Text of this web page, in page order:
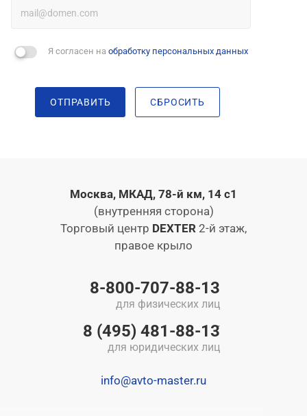
Я согласен на обработку персональных данных
ОТПРАВИТЬ СБРОСИТЬ
Москва, МКАД, 78-й км, 14 с1
(внутренняя сторона)
Торговый центр DEXTER 2-й этаж,
правое крыло
8-800-707-88-13
для физических лиц
8 (495) 481-88-13
для юридических лиц
info@avto-master.ru